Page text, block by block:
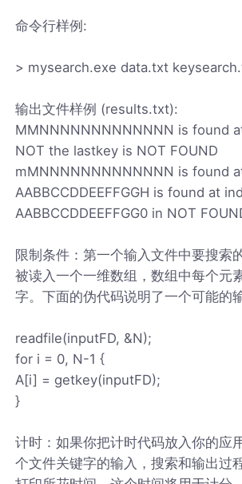
命令行样例:
> mysearch.exe data.txt
输出文件样例 (results.txt):
MMNNNNNNNNNNNNN is found
NOT the lastkey is NOT FOUND
mMNNNNNNNNNNNNN is found
AABBCCDDEEFFGGH is found at
AABBCCDDEEFFGG0 in NOT
限制条件：第一个输入文件中要搜索
被读入一个一维数组，数组中每个元
字。下面的伪代码说明了一个可能的
readfile(inputFD, &N);
for i = 0, N-1 {
A[i] = getkey(inputFD);
}
计时：如果你把计时代码放入你的应
个文件关键字的输入，搜索和输出过